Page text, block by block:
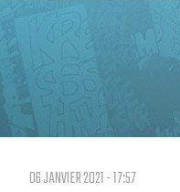
06 JANVIER 2021 - 17:57